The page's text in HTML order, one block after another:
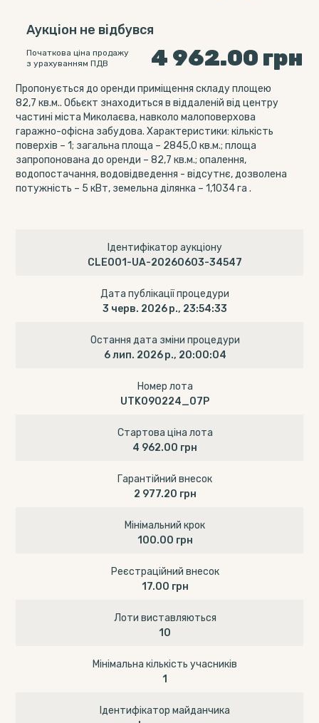
Аукціон не відбувся
Початкова ціна продажу
з урахуванням ПДВ
4 962.00 грн
Пропонується до оренди приміщення складу площею
82,7 кв.м.. Обьєкт знаходиться в віддаленій від центру
частині міста Миколаєва, навколо малоповерхова
гаражно-офісна забудова. Характеристики: кількість
поверхів – 1; загальна площа – 2845,0 кв.м.; площа
запропонована до оренди – 82,7 кв.м.; опалення,
водопостачання, водовідведення - відсутнє, дозволена
потужність – 5 кВт, земельна ділянка – 1,1034 га .
Ідентифікатор аукціону
CLE001-UA-20260603-34547
Дата публікації процедури
3 черв. 2026 р., 23:54:33
Остання дата зміни процедури
6 лип. 2026 р., 20:00:04
Номер лота
UTK090224_07P
Стартова ціна лота
4 962.00 грн
Гарантійний внесок
2 977.20 грн
Мінімальний крок
100.00 грн
Реєстраційний внесок
17.00 грн
Лоти виставляються
10
Мінімальна кількість учасників
1
Ідентифікатор майданчика